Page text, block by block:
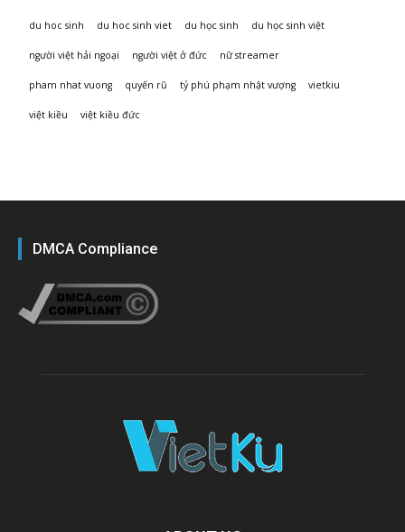
du hoc sinh du hoc sinh viet du học sinh du học sinh việt
người việt hải ngoại người việt ở đức nữ streamer
pham nhat vuong quyến rũ tỷ phú phạm nhật vượng vietkiu
việt kiều việt kiều đức
DMCA Compliance